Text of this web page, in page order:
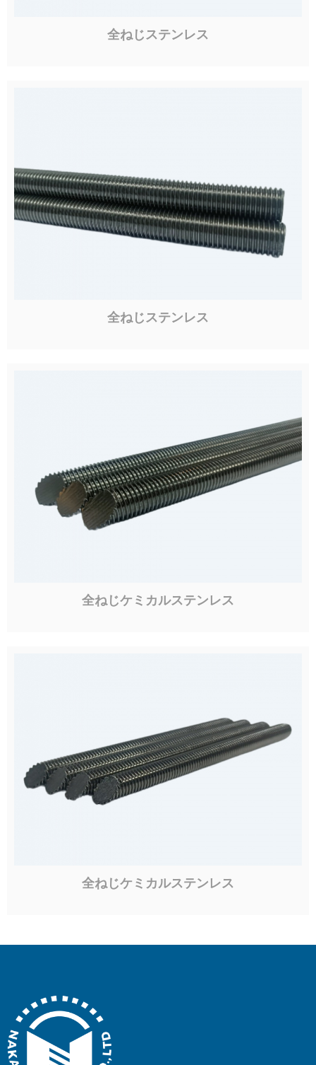
全ねじステンレス
全ねじステンレス
全ねじケミカルステンレス
全ねじケミカルステンレス